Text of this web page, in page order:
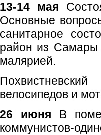
13-14 мая
Основные
санитарное
район из Самары
малярией.
велосипедов и
26 июня В
коммунистов-